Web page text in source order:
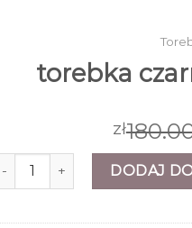
torebka
zł
ilość torebka czarna mała
DODAJ